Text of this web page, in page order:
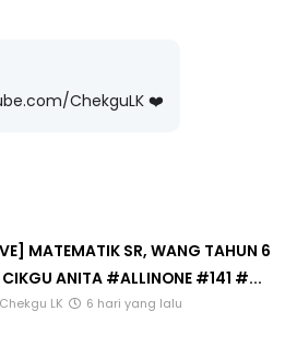
ChekguLK ❤️
MATEMATIK SR, WANG TAHUN 6
CIKGU ANITA #ALLINONE #141 #...
LK 6 hari yang lalu